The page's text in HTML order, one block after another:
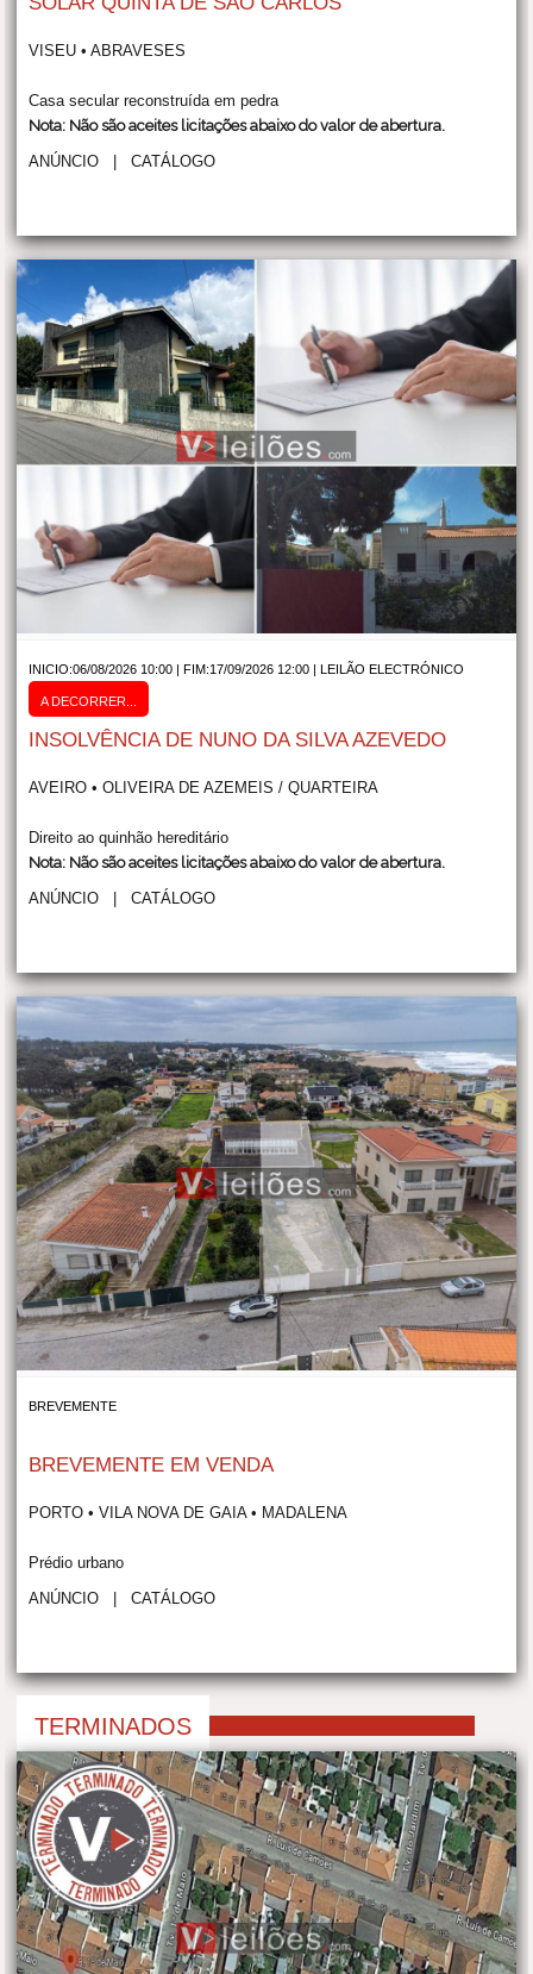
VISEU • ABRAVESES
Casa secular reconstruída em pedra
Nota: Não são aceites licitações abaixo do valor de abertura.
ANÚNCIO |CATÁLOGO
INICIO:06/08/2026 10:00 | FIM:17/09/2026 12:00 |LEILÃO ELECTRÓNICO
A DECORRER...
INSOLVÊNCIA DE NUNO DA SILVA AZEVEDO
AVEIRO • OLIVEIRA DE AZEMEIS / QUARTEIRA
Direito ao quinhão hereditário
Nota: Não são aceites licitações abaixo do valor de abertura.
ANÚNCIO |CATÁLOGO
BREVEMENTE
BREVEMENTE EM VENDA
PORTO • VILA NOVA DE GAIA • MADALENA
Prédio urbano
ANÚNCIO |CATÁLOGO
TERMINADOS